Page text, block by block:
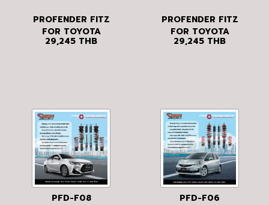
PROFENDER FITZ
FOR TOYOTA
YARIS
29,245 THB
PROFENDER FITZ
FOR TOYOTA
VIOS
29,245 THB
PFD-F08 PFD-F06